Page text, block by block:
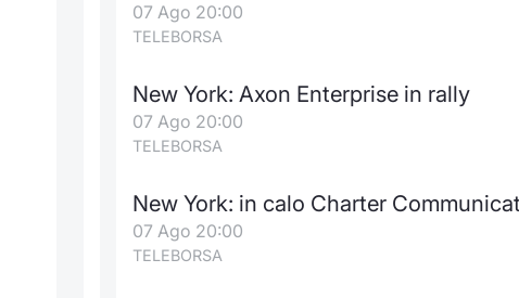
07 Ago 20:00
TELEBORSA
New York: Axon Enterprise in rally
07 Ago 20:00
TELEBORSA
New York: in calo Charter
07 Ago 20:00
TELEBORSA